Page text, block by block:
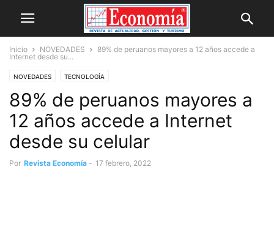
Inicio NOVEDADES
89% de peruanos mayores a 12 años accede a
Internet desde su...
NOVEDADES TECNOLOGÍA
89% de peruanos mayores a
12 años accede a Internet
desde su celular
Por Revista Economía - 17 febrero, 2022